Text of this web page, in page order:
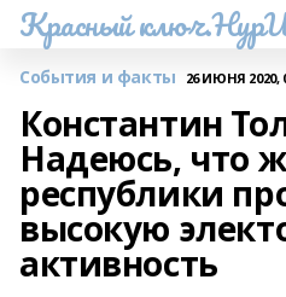
Красный
События и факты 26 ИЮНЯ 2020,
Константин
Надеюсь, что
республики
высокую
активность